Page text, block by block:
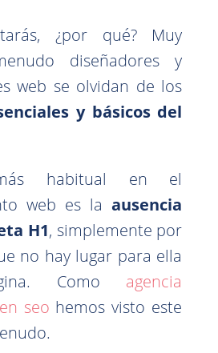
¿por qué? Muy
diseñadores y
web se olvidan de los
y básicos del
habitual en el
web es laausencia
H1, simplemente por
no hay lugar para ella
Como agencia
seo hemos visto este